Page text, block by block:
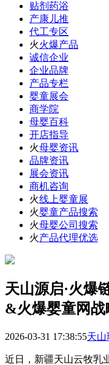
贴剂药浴
产康儿推
代工专区
火火爆产品
诚信企业
企业品牌
产品专栏
婴童展会
商学院
母婴百科
开店指导
火母婴资讯
品牌资讯
展会资讯
商机咨询
火线上婴童展
火婴童产品搜索
火母婴公司搜索
火产品代理优选
天山源启·火爆
&火爆婴童网战
2026-03-31 17:38:55天
近日，新疆天山云牧乳